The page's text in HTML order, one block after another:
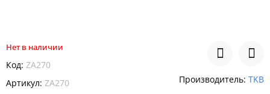
Нет в наличии
Код: ZA270
Артикул: ZA270
Производитель: TKB